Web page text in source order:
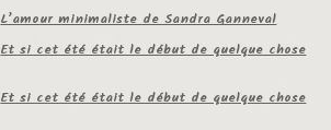
L’amour minimaliste de Sandra Ganneval
Et si cet été était le début de quelque chose
Et si cet été était le début de quelque chose